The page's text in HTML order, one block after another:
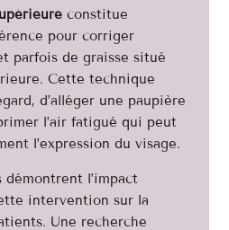
constitue
pour corriger
parfois de graisse situé
Cette technique
d’alléger une paupière
l’air fatigué qui peut
l’expression du visage.
démontrent l’impact
intervention sur la
Une recherche